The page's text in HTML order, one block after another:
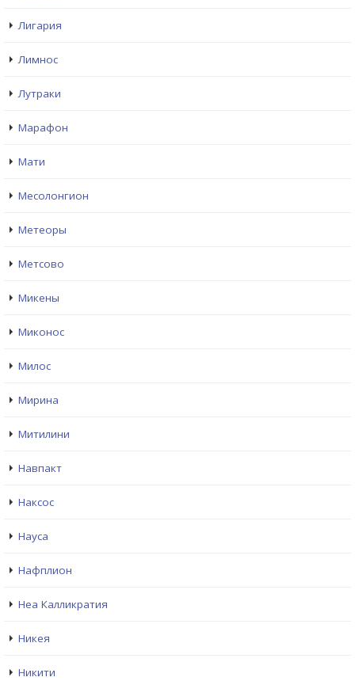
Лигария
Лимнос
Лутраки
Марафон
Мати
Месолонгион
Метеоры
Метсово
Микены
Миконос
Милос
Мирина
Митилини
Навпакт
Наксос
Науса
Нафплион
Неа Калликратия
Никея
Никити